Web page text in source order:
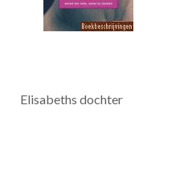
Elisabeths dochter